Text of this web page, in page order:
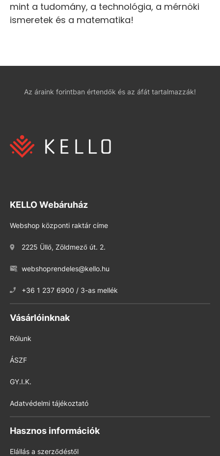
mint a tudomány, a technológia, a mérnöki
ismeretek és a matematika!
Az áraink forintban értendők és az áfát tartalmazzák!
KELLO Webáruház
Webshop központi raktár címe
2225 Üllő, Zöldmező út. 2.
webshoprendeles@kello.hu
+36 1 237 6900 / 3-as mellék
Vásárlóinknak
Rólunk
ÁSZF
GY.I.K.
Adatvédelmi tájékoztató
Hasznos információk
Elállás a szerződéstől